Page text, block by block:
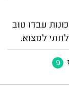
עבדו טוב
למצוא.
9